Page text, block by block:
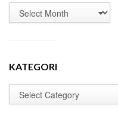
KATEGORI